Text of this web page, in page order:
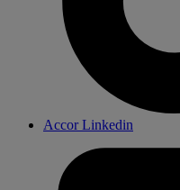
Accor Linkedin